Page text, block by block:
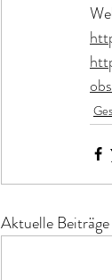
Aktuelle Beiträge